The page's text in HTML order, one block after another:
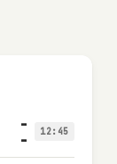
–
–
12:45